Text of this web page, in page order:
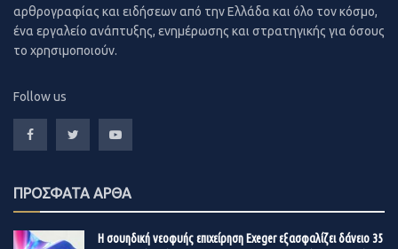
αρθρογραφίας και ειδήσεων από την Ελλάδα και όλο τον κόσμο,
ένα εργαλείο ανάπτυξης, ενημέρωσης και στρατηγικής για όσους
το χρησιμοποιούν.
Follow us
ΠΡΟΣΦΑΤΑ ΑΡΘΑ
Η σουηδική νεοφυής επιχείρηση Exeger εξασφαλίζει δάνειο 35